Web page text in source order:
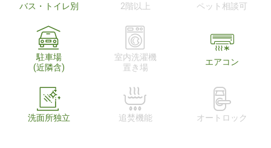
バス・トイレ別 2階以上 ペット相談可
駐車場
(近隣含)
室内洗濯機
置き場
エアコン
洗面所独立 追焚機能 オートロック